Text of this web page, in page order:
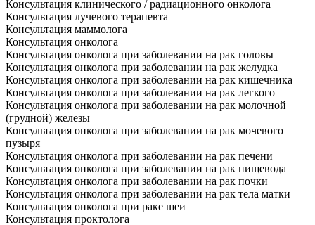
Консультация клинического / радиационного онколога
Консультация лучевого терапевта
Консультация маммолога
Консультация онколога
Консультация онколога при заболевании на рак головы
Консультация онколога при заболевании на рак желудка
Консультация онколога при заболевании на рак кишечника
Консультация онколога при заболевании на рак легкого
Консультация онколога при заболевании на рак молочной
(грудной) железы
Консультация онколога при заболевании на рак мочевого
пузыря
Консультация онколога при заболевании на рак печени
Консультация онколога при заболевании на рак пищевода
Консультация онколога при заболевании на рак почки
Консультация онколога при заболевании на рак тела матки
Консультация онколога при раке шеи
Консультация проктолога